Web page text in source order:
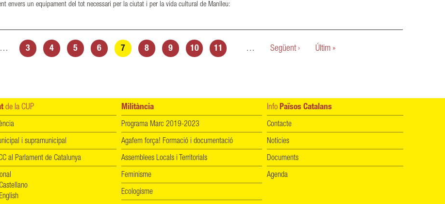
envers un equipament del tot necessari per la ciutat i per la vida cultural de Manlleu:
… 3 4 5 6 7 8 9 10 11 … Següent › Últim »
de la CUP
i supramunicipal
al Parlament de Catalunya
English
Militància
Programa Marc 2019-2023
Agafem força! Formació i documentació
Assemblees Locals i Territorials
Feminisme
Ecologisme
Info Països Catalans
Contacte
Notícies
Documents
Agenda